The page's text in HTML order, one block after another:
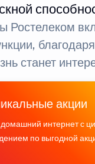
Ростелеком
станет
акции
интернет с
по выгодной